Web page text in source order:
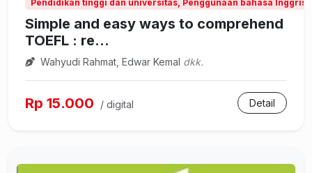
Pendidikan tinggi dan universitas, Penggunaan bahasa Inggris
Simple and easy ways to comprehend
TOEFL : re...
Wahyudi Rahmat, Edwar Kemal dkk.
Rp 15.000 / digital Detail